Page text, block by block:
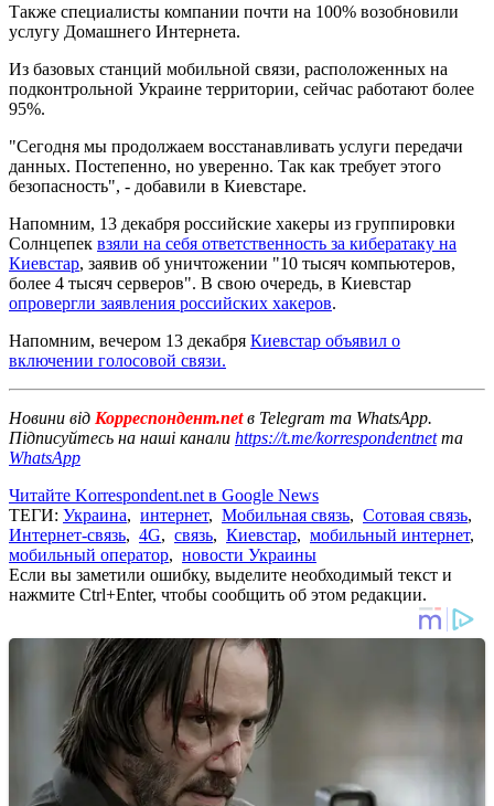
Также специалисты компании почти на 100% возобновили
услугу Домашнего Интернета.
Из базовых станций мобильной связи, расположенных на
подконтрольной Украине территории, сейчас работают более
95%.
"Сегодня мы продолжаем восстанавливать услуги передачи
данных. Постепенно, но уверенно. Так как требует этого
безопасность", - добавили в Киевстаре.
Напомним, 13 декабря российские хакеры из группировки
Солнцепек взяли на себя ответственность за кибератаку на
Киевстар, заявив об уничтожении "10 тысяч компьютеров,
более 4 тысяч серверов". В свою очередь, в Киевстар
опровергли заявления российских хакеров.
Напомним, вечером 13 декабря Киевстар объявил о
включении голосовой связи.
Новини від Корреспондент.netв Telegram та WhatsApp.
Підписуйтесь на наші канали https://t.me/korrespondentnetта
WhatsApp
Читайте Korrespondent.net в Google News
ТЕГИ: Украина, интернет, Мобильная связь, Сотовая связь,
Интернет-связь, 4G, связь, Киевстар, мобильный интернет,
мобильный оператор, новости Украины
Если вы заметили ошибку, выделите необходимый текст и
нажмите Ctrl+Enter, чтобы сообщить об этом редакции.